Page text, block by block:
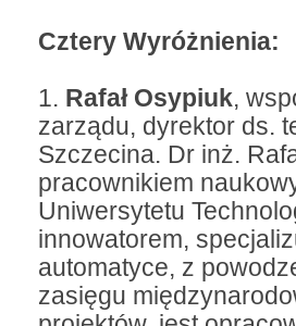
Cztery Wyróżnienia:
1. Rafał Osypiuk,
zarządu, dyrektor ds.
Szczecina. Dr inż.
pracownikiem
Uniwersytetu
innowatorem,
automatyce, z
zasięgu